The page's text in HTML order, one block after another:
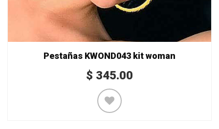
Pestañas KWOND043 kit woman
$ 345.00